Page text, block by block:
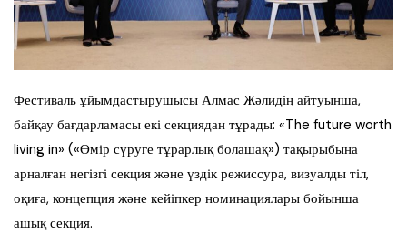
Фестиваль ұйымдастырушысы Алмас Жәлидің айтуынша,
байқау бағдарламасы екі секциядан тұрады: «The future worth
living in» («Өмір сүруге тұрарлық болашақ») тақырыбына
арналған негізгі секция және үздік режиссура, визуалды тіл,
оқиға, концепция және кейіпкер номинациялары бойынша
ашық секция.